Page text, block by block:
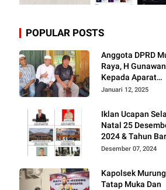
POPULAR POSTS
Anggota DPRD
Raya, H
Kepada Aparat
Berantas judi dan
Instruksi
Januari 12, 2025
Iklan Ucapan
Natal 25
2024 & Tahun
Januari 2025
Desember 07, 2024
Kapolsek
Tatap Muka Dan